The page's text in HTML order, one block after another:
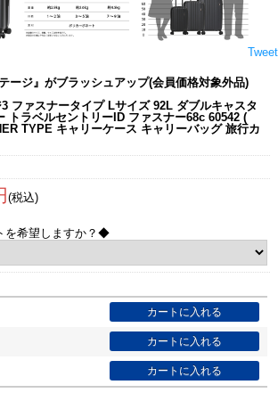
Tweet
ージ』がブラッシュアップ(会員価格対象外品)
ファスナータイプ Lサイズ 92L ダブルキャスタ
トラベルセントリーID ファスナー68c 60542 (
TYPE キャリーケース キャリーバッグ 旅行カ
(税込)
を希望しますか？◆